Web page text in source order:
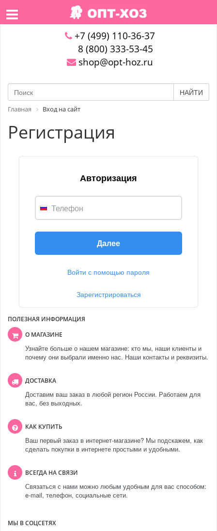
+7 (499) 110-36-37
8 (800) 333-53-45
shop@opt-hoz.ru
НАЙТИ
Главная Вход на сайт
Регистрация
Авторизация
Телефон
Далее
Войти с помощью пароля
Зарегистрироваться
ПОЛЕЗНАЯ ИНФОРМАЦИЯ
О МАГАЗИНЕ
Узнайте больше о нашем магазине: кто мы, наши клиенты и
почему они выбрали именно нас. Наши контакты и реквизиты.
ДОСТАВКА
Доставим ваш заказ в любой регион России. Работаем для
вас, без выходных.
КАК КУПИТЬ
Ваш первый заказ в интернет-магазине? Мы подскажем, как
сделать покупки в интернете простыми и удобными.
ВСЕГДА НА СВЯЗИ
Связаться с нами можно любым удобным для вас способом:
e-mail, телефон, социальные сети.
МЫ В СОЦСЕТЯХ